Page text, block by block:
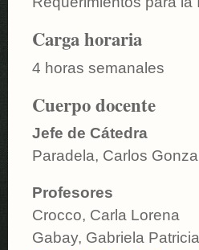
Carga horaria
4 horas semanales
Cuerpo docente
Jefe de Cátedra
Paradela, Carlos
Profesores
Crocco, Carla Lorena
Gabay, Gabriela Patricia